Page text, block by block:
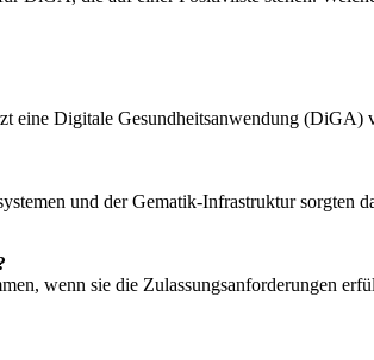
eine Digitale Gesundheitsanwendung
und der Gematik-Infrastruktur sorgten
wenn sie die Zulassungsanforderungen